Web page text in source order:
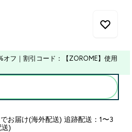
オフ｜割引コード：【ZOROME】使用
お届け(海外配送) 追跡配送：1〜3
)